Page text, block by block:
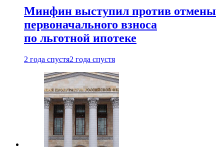
Минфин выступил против отмены
первоначального взноса
по льготной ипотеке
2 года спустя2 года спустя